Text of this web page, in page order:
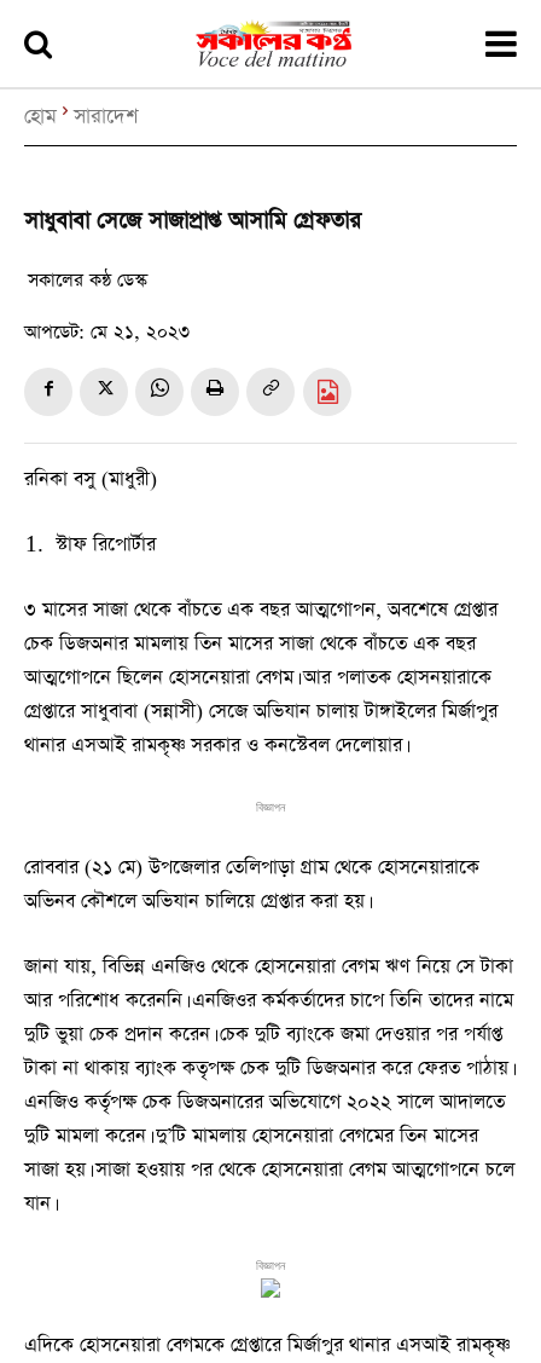
হোম সারাদেশ
সাধুবাবা সেজে সাজাপ্রাপ্ত আসামি গ্রেফতার
সকালের কন্ঠ ডেস্ক
আপডেট: মে ২১, ২০২৩
রনিকা বসু (মাধুরী)
স্টাফ রিপোর্টার
৩ মাসের সাজা থেকে বাঁচতে এক বছর আত্মগোপন, অবশেষে গ্রেপ্তার
চেক ডিজঅনার মামলায় তিন মাসের সাজা থেকে বাঁচতে এক বছর
আত্মগোপনে ছিলেন হোসনেয়ারা বেগম। আর পলাতক হোসনয়ারাকে
গ্রেপ্তারে সাধুবাবা (সন্নাসী) সেজে অভিযান চালায় টাঙ্গাইলের মির্জাপুর
থানার এসআই রামকৃষ্ণ সরকার ও কনস্টেবল দেলোয়ার।
বিজ্ঞাপন
রোববার (২১ মে) উপজেলার তেলিপাড়া গ্রাম থেকে হোসনেয়ারাকে
অভিনব কৌশলে অভিযান চালিয়ে গ্রেপ্তার করা হয়।
জানা যায়, বিভিন্ন এনজিও থেকে হোসনেয়ারা বেগম ঋণ নিয়ে সে টাকা
আর পরিশোধ করেননি। এনজিওর কর্মকর্তাদের চাপে তিনি তাদের নামে
দুটি ভুয়া চেক প্রদান করেন। চেক দুটি ব্যাংকে জমা দেওয়ার পর পর্যাপ্ত
টাকা না থাকায় ব্যাংক কতৃপক্ষ চেক দুটি ডিজঅনার করে ফেরত পাঠায়।
এনজিও কর্তৃপক্ষ চেক ডিজঅনারের অভিযোগে ২০২২ সালে আদালতে
দুটি মামলা করেন। দু’টি মামলায় হোসনেয়ারা বেগমের তিন মাসের
সাজা হয়। সাজা হওয়ায় পর থেকে হোসনেয়ারা বেগম আত্মগোপনে চলে
যান।
বিজ্ঞাপন
এদিকে হোসনেয়ারা বেগমকে গ্রেপ্তারে মির্জাপুর থানার এসআই রামকৃষ্ণ